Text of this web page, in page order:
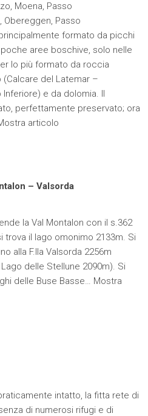
Moena, Passo
Obereggen, Passo
formato da picchi
aree boschive, solo nelle
lo più formato da roccia
del Latemar –
e da dolomia. Il
perfettamente preservato; ora
articolo
– Valsorda
la Val Montalon con il s.362
trova il lago omonimo 2133m. Si
alla F.lla Valsorda 2256m
delle Stellune 2090m). Si
delle Buse Basse… Mostra
intatto, la fitta rete di
di numerosi rifugi e di